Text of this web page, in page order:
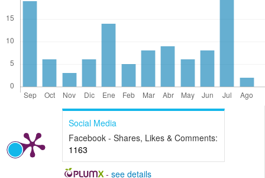
Social Media
Facebook - Shares, Likes & Comments:
1163
- see details